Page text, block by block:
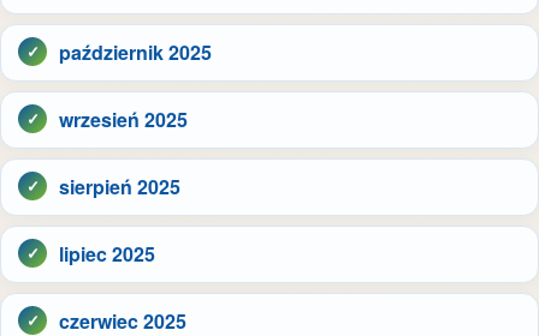
październik 2025
wrzesień 2025
sierpień 2025
lipiec 2025
czerwiec 2025